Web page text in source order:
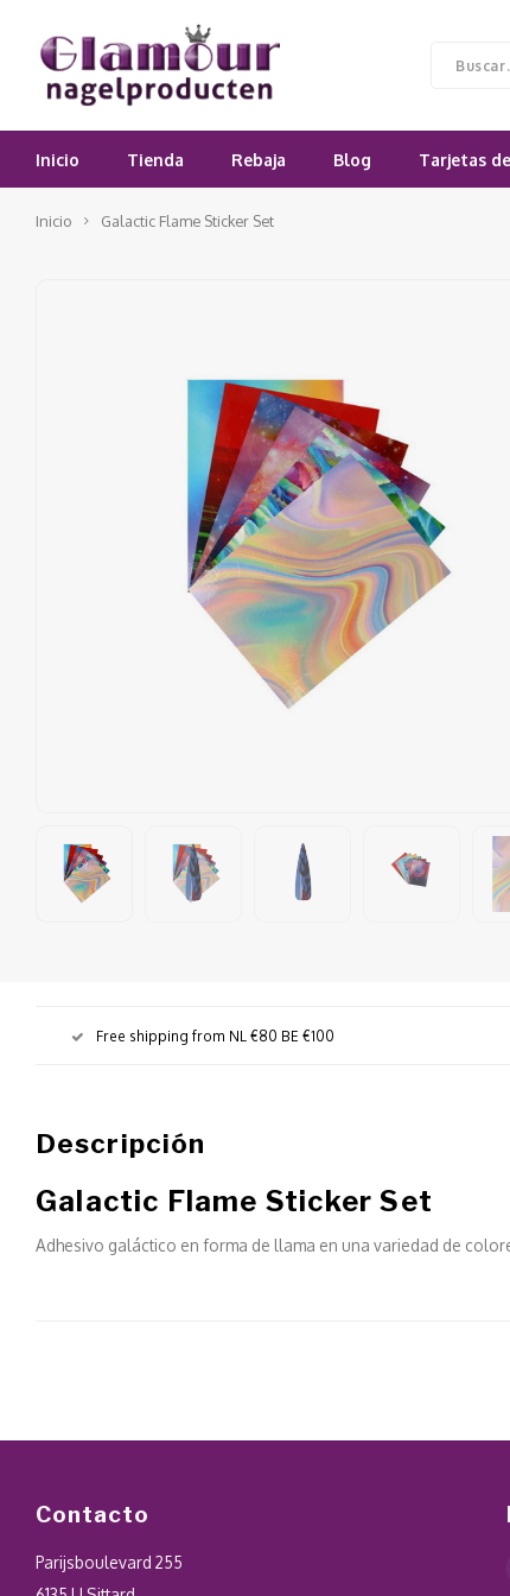
Inicio Tienda Rebaja Blog Tarjetas
Inicio Galactic Flame Sticker Set
Free shipping from NL €80 BE €100
Descripción
Galactic Flame Sticker Set
Adhesivo galáctico en forma de llama en una variedad de
Contacto
Parijsboulevard 255